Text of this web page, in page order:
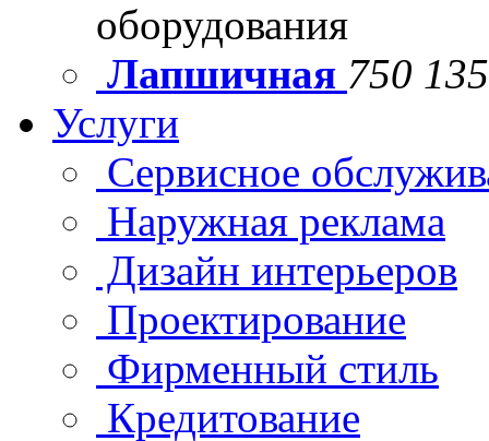
оборудования
Лапшичная 750
Услуги
Сервисное
Наружная реклама
Дизайн интерьеров
Проектирование
Фирменный стиль
Кредитование